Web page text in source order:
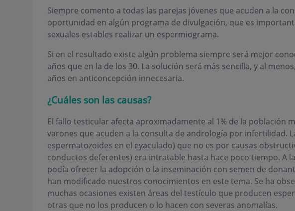
Siempre comento a todas las parejas jóvenes que acuden a la
oportunidad en algún programa de divulgación, que es
sexuales estables realizar un espermiograma.
Si en el resultado existe algún problema siempre será mejor
años que en la de los 30. La solución será más sencilla, y al
años en anticoncepción innecesaria.
¿Cuáles son las causas?
El fallo testicular afecta aproximadamente al 1% de la población
varones que acuden a la consulta de andrología por infertilidad.
espermatozoides en el eyaculado) que no es por causas
conductos deferentes) era intratable hasta hace poco tiempo. A
podía ofrecer la adopción o la inseminación con semen de
han modificado nuestros conocimientos en este tema. Se ha
muchas ocasiones existen áreas del testículo que producen
otras que no los producen o lo hacen con severas anomalías.